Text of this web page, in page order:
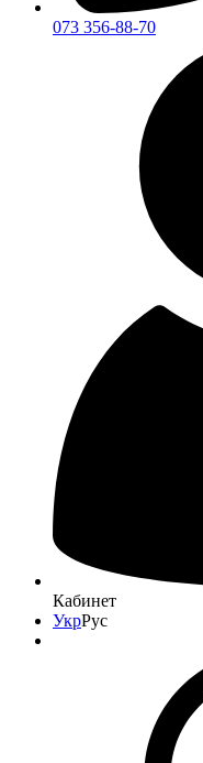
073 356-88-70
Кабинет
УкрРус